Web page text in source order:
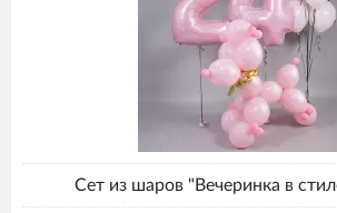
Сет из шаров "Вечеринка в